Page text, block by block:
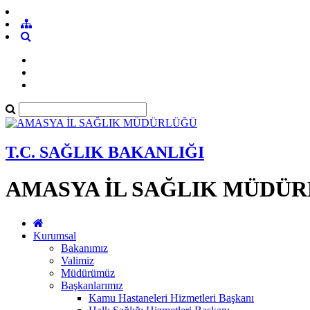
T.C. SAĞLIK BAKANLIĞI
AMASYA İL SAĞLIK
Kurumsal
Bakanımız
Valimiz
Müdürümüz
Başkanlarımız
Kamu Hastaneleri Hizmetleri Başkanı